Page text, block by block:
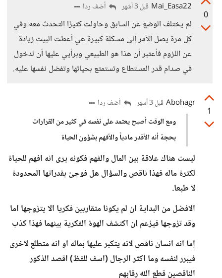
0
Mai_Easa22 قبل 3 أشهر أضف ردا
لم يختلف الوضع عن السابق وحاولت كثيرًا التحدث معه وفي
كل مرة يصل الأمر إلى مشكلة كبيرة هي أعطت البيت زيادة
عن اللزوم فأعتبر أن هذا هو الطبيعي وبرأيي عليها أن لدخول
في صدام قدر المستطاع وتستمتع بحياتها وتفضل نفسها عليه.
1
Abohagr قبل 3 أشهر
أضف ردا
ومع الوقت أصبح يعتمد على نفسه في كثير من القرارات
بحجة أنه الأقدر مادياً والأفهم بشؤون الحياة
ليست هناك علاقة بين المال والفهم فكونه يرى انه افهم للحياة
لكثرة ماله فهذا ناقص والسؤال هل فوجئ بقدراتها المحدودة
لا طبعا.
الافضل من البداية ان لم يكونا متقاربين فكريا الا يتزوجها اما
وقد تزوجها فيزعم ان اكتشف الهوة الفكرية بينهما فهذا كذب
إما انه انسان ناقص لانه يتكبر عليها بماله او انه متطلع لاخرى
فيبرر لنفسه وما اكثر الرجال (اسف للفظ) اقصد الذكور
الناقصين قطع الله رقابهم